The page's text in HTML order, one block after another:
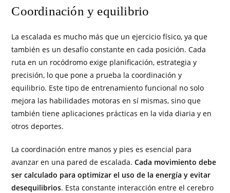
Coordinación y equilibrio
La escalada es mucho más que un ejercicio físico, ya que
también es un desafío constante en cada posición. Cada
ruta en un rocódromo exige planificación, estrategia y
precisión, lo que pone a prueba la coordinación y
equilibrio. Este tipo de entrenamiento funcional no solo
mejora las habilidades motoras en sí mismas, sino que
también tiene aplicaciones prácticas en la vida diaria y en
otros deportes.
La coordinación entre manos y pies es esencial para
avanzar en una pared de escalada.Cada movimiento debe
ser calculado para optimizar el uso de la energía y evitar
desequilibrios. Esta constante interacción entre el cerebro